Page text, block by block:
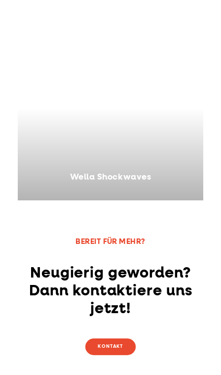
Wella Shockwaves
BEREIT FÜR MEHR?
Neugierig geworden?
Dann kontaktiere uns
jetzt!
KONTAKT